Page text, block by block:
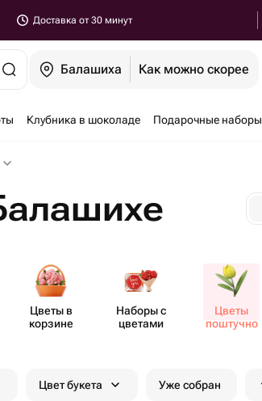
Доставка от 30 минут
Балашиха Как можно скорее
Клубника в шоколаде Подарочные наборы
Цветы в
корзине
Наборы с
цветами
Цветы
поштучно
Цвет букета Уже собран